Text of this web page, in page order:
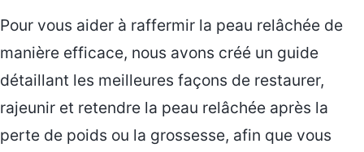
Pour vous aider à raffermir la peau relâchée de
manière efficace, nous avons créé un guide
détaillant les meilleures façons de restaurer,
rajeunir et retendre la peau relâchée après la
perte de poids ou la grossesse, afin que vous